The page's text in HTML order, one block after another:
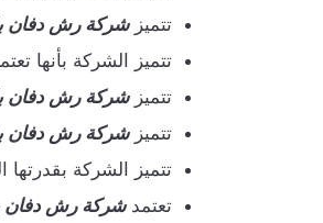
تتميزشركة رش دفان
تتميز الشركة بأنها
تتميزشركة رش دفان
تتميزشركة رش دفان
تتميز الشركة بقدرتها
تعتمدشركة رش دفان